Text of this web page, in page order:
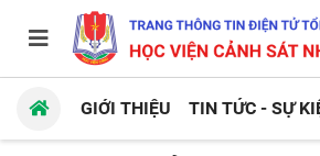
GIỚI THIỆU TIN TỨC - SỰ